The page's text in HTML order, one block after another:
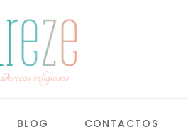
BLOG CONTACTOS